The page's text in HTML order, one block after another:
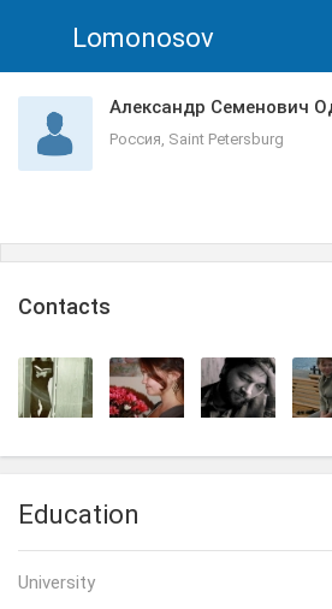
Lomonosov
Александр Семенович
Россия, Saint Petersburg
Сontacts
Education
University